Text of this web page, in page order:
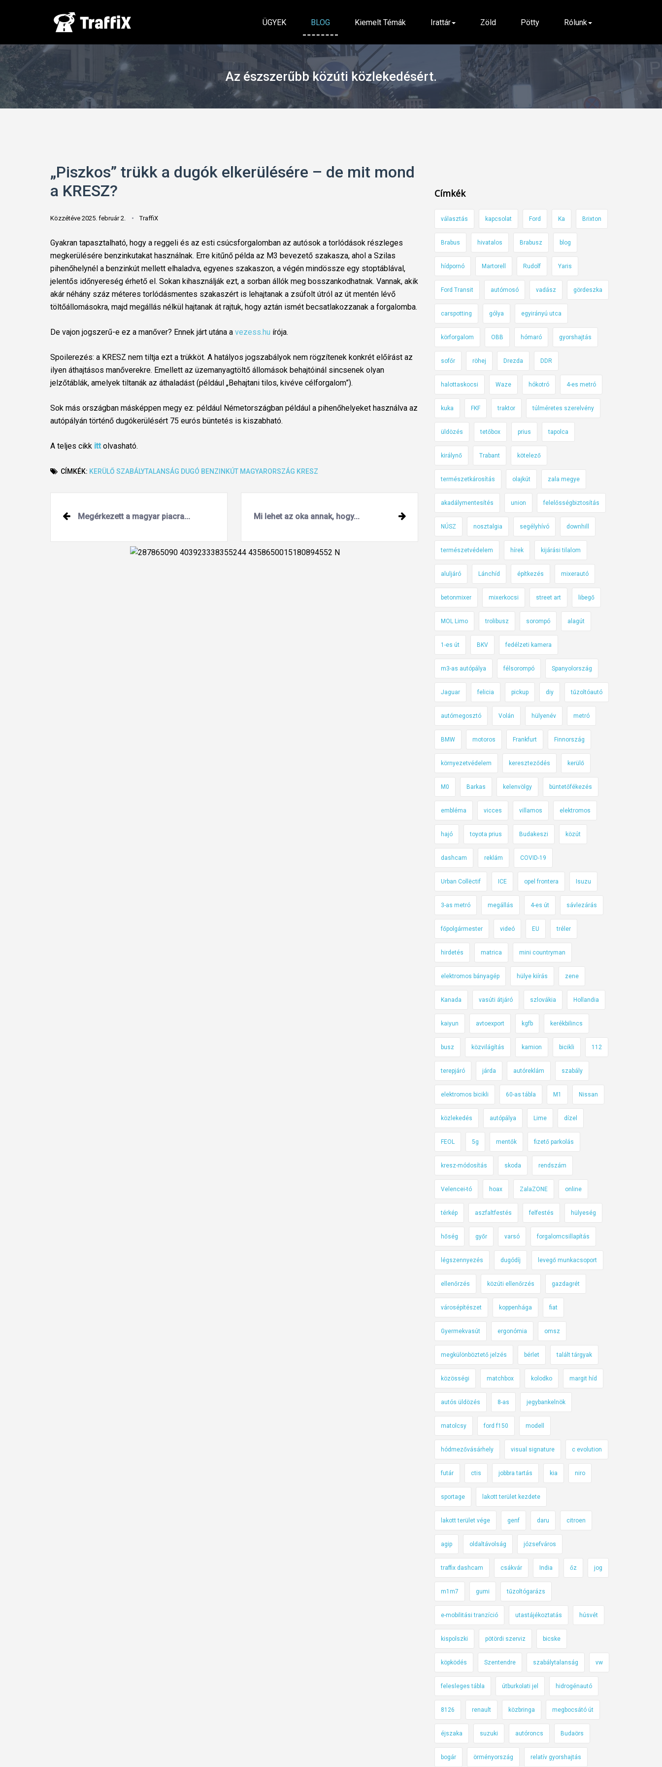
ÜGYEK BLOG Kiemelt Témák Irattár Zöld Pötty Rólunk
Az észszerűbb közúti közlekedésért.
„Piszkos” trükk a dugók elkerülésére – de mit mond
a KRESZ?
Közzétéve 2025. február 2. TraffiX
Gyakran tapasztalható, hogy a reggeli és az esti csúcsforgalomban az autósok a torlódások részleges
megkerülésére benzinkutakat használnak. Erre kitűnő példa az M3 bevezető szakasza, ahol a Szilas
pihenőhelynél a benzinkút mellett elhaladva, egyenes szakaszon, a végén mindössze egy stoptáblával,
jelentős időnyereség érhető el. Sokan kihasználják ezt, a sorban állók meg bosszankodhatnak. Vannak, akik
akár néhány száz méteres torlódásmentes szakaszért is lehajtanak a zsúfolt útról az út mentén lévő
töltőállomásokra, majd megállás nélkül hajtanak át rajtuk, hogy aztán ismét becsatlakozzanak a forgalomba.
De vajon jogszerű-e ez a manőver? Ennek járt utána a vezess.hu írója.
Spoilerezés: a KRESZ nem tiltja ezt a trükköt. A hatályos jogszabályok nem rögzítenek konkrét előírást az
ilyen áthajtásos manőverekre. Emellett az üzemanyagtöltő állomások behajtóinál sincsenek olyan
jelzőtáblák, amelyek tiltanák az áthaladást (például „Behajtani tilos, kivéve célforgalom”).
Sok más országban másképpen megy ez: például Németországban például a pihenőhelyeket használva az
autópályán történő dugókerülésért 75 eurós büntetés is kiszabható.
A teljes cikk itt olvasható.
CÍMKÉK: KERÜLŐ SZABÁLYTALANSÁG DUGÓ BENZINKÚT MAGYARORSZÁG KRESZ
Post
navigation
Megérkezett a magyar piacra... Mi lehet az oka annak, hogy...
Címkék
választás kapcsolat Ford Ka Brixton
Brabus hivatalos Brabusz blog
hídpornó Martorell Rudolf Yaris
Ford Transit autómosó vadász gördeszka
carspotting gólya egyirányú utca
körforgalom OBB hómaró gyorshajtás
sofőr röhej Drezda DDR
halottaskocsi Waze hókotró 4-es metró
kuka FKF traktor túlméretes szerelvény
üldözés tetőbox prius tapolca
királynő Trabant kötelező
természetkárosítás olajkút zala megye
akadálymentesítés union felelősségbiztosítás
NÚSZ nosztalgia segélyhívó downhill
természetvédelem hírek kijárási tilalom
aluljáró Lánchíd építkezés mixerautó
betonmixer mixerkocsi street art libegő
MOL Limo trolibusz sorompó alagút
1-es út BKV fedélzeti kamera
m3-as autópálya félsorompó Spanyolország
Jaguar felicia pickup diy tűzoltóautó
autómegosztó Volán hülyenév metró
BMW motoros Frankfurt Finnország
környezetvédelem kereszteződés kerülő
M0 Barkas kelenvölgy büntetőfékezés
embléma vicces villamos elektromos
hajó toyota prius Budakeszi közút
dashcam reklám COVID-19
Urban Collëctif ICE opel frontera Isuzu
3-as metró megállás 4-es út sávlezárás
főpolgármester videó EU tréler
hirdetés matrica mini countryman
elektromos bányagép hülye kiírás zene
Kanada vasúti átjáró szlovákia Hollandia
kaiyun avtoexport kgfb kerékbilincs
busz közvilágítás kamion bicikli 112
terepjáró járda autóreklám szabály
elektromos bicikli 60-as tábla M1 Nissan
közlekedés autópálya Lime dízel
FEOL 5g mentők fizető parkolás
kresz-módosítás skoda rendszám
Velencei-tó hoax ZalaZONE online
térkép aszfaltfestés felfestés hülyeség
hőség győr varsó forgalomcsillapítás
légszennyezés dugódíj levegő munkacsoport
ellenőrzés közúti ellenőrzés gazdagrét
városépítészet koppenhága fiat
Gyermekvasút ergonómia omsz
megkülönböztető jelzés bérlet talált tárgyak
közösségi matchbox kolodko margit híd
autós üldözés 8-as jegybankelnök
matolcsy ford f150 modell
hódmezővásárhely visual signature c evolution
futár ctis jobbra tartás kia niro
sportage lakott terület kezdete
lakott terület vége genf daru citroen
agip oldaltávolság józsefváros
traffix dashcam csákvár India őz jog
m1m7 gumi tűzoltógarázs
e-mobilitási tranzíció utastájékoztatás húsvét
kispolszki pötördi szerviz bicske
köpködés Szentendre szabálytalanság vw
felesleges tábla útburkolati jel hidrogénautó
8126 renault közbringa megbocsátó út
éjszaka suzuki autóroncs Budaörs
bogár örményország relatív gyorshajtás